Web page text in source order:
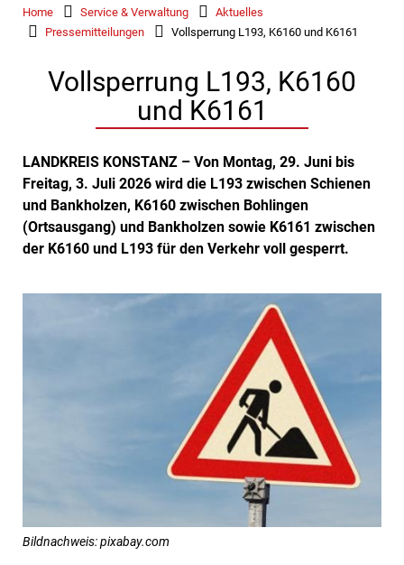
Home
Service & Verwaltung
Aktuelles
Pressemitteilungen
Vollsperrung L193, K6160 und K6161
Vollsperrung L193, K6160
und K6161
LANDKREIS KONSTANZ – Von Montag, 29. Juni bis
Freitag, 3. Juli 2026 wird die L193 zwischen Schienen
und Bankholzen, K6160 zwischen Bohlingen
(Ortsausgang) und Bankholzen sowie K6161 zwischen
der K6160 und L193 für den Verkehr voll gesperrt.
Bildnachweis: pixabay.com